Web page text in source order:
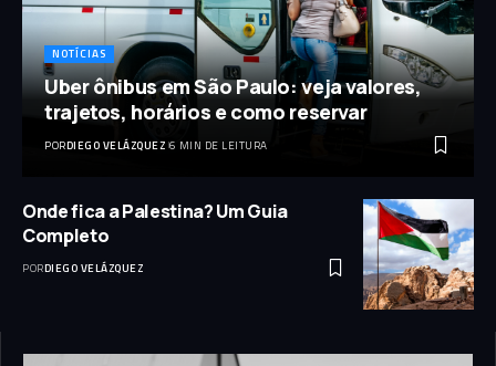
NOTÍCIAS
Uber ônibus em São Paulo: veja valores,
trajetos, horários e como reservar
PORDIEGO VELÁZQUEZ 6 MIN DE LEITURA
Onde fica a Palestina? Um Guia
Completo
PORDIEGO VELÁZQUEZ